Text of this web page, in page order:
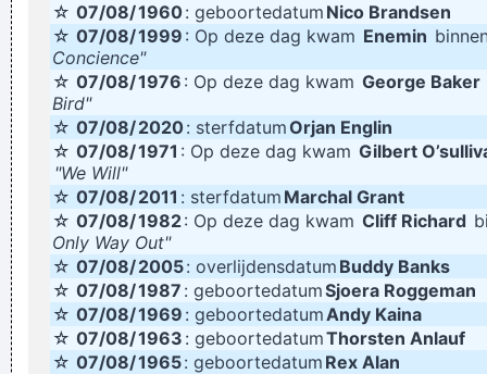
Illusion is no longer possible, because the real is no longer
KV Mechechelen zou Waasland-Beveren benaderd hebben
om hen te laten winnen
Defensief geklungel bij STVV wordt genadeloos afgestraft
Freek Blaakwater heeft het toch maar weer gedaan!
Rana returns to bedroom to find kitty barf all over the bed
Verknoei je tijd op een nuttige manier!
Geej se lèllike voel hod!
☆ 07/08/1960: geboortedatum Nico Brandsen
☆ 07/08/1999 : Op deze dag kwam Enemin
Concience"
☆ 07/08/1976 : Op deze dag kwam George Baker
Bird"
☆ 07/08/2020: sterfdatumOrjan Englin
☆ 07/08/1971 : Op deze dag kwam Gilbert
"We Will"
☆ 07/08/2011 : sterfdatum Marchal Grant
☆ 07/08/1982: Op deze dag kwam Cliff Richard
Only Way Out"
☆ 07/08/2005: overlijdensdatum Buddy Banks
☆ 07/08/1987 : geboortedatumSjoera Roggeman
☆ 07/08/1969 : geboortedatumAndy Kaina
☆ 07/08/1963 : geboortedatumThorsten Anlauf
☆ 07/08/1965: geboortedatum Rex Alan